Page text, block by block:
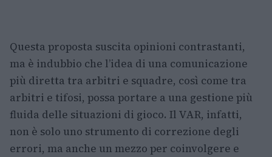
Questa proposta suscita opinioni contrastanti,
ma è indubbio che l’idea di una comunicazione
più diretta tra arbitri e squadre, così come tra
arbitri e tifosi, possa portare a una gestione più
fluida delle situazioni di gioco. Il VAR, infatti,
non è solo uno strumento di correzione degli
errori, ma anche un mezzo per coinvolgere e